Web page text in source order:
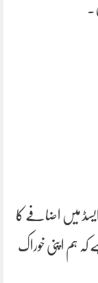
میں اضافے کا
کہ ہم اپنی خوراک